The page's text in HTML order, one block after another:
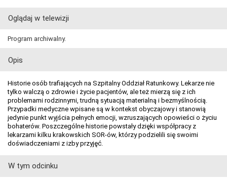
Oglądaj w telewizji
Program archiwalny.
Opis
Historie osób trafiających na Szpitalny Oddział Ratunkowy. Lekarze nie
tylko walczą o zdrowie i życie pacjentów, ale też mierzą się z ich
problemami rodzinnymi, trudną sytuacją materialną i bezmyślnością.
Przypadki medyczne wpisane są w kontekst obyczajowy i stanowią
jedynie punkt wyjścia pełnych emocji, wzruszających opowieści o życiu
bohaterów. Poszczególne historie powstały dzięki współpracy z
lekarzami kilku krakowskich SOR-ów, którzy podzielili się swoimi
doświadczeniami z izby przyjęć.
W tym odcinku